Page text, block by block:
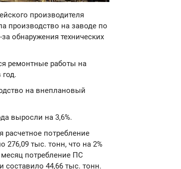
производителя
производство на заводе по
обнаружения технических
ремонтные работы на
на внеплановый
выросли на 3,6%.
расчетное потребление
276,09 тыс. тонн, что на 2%
потребление ПС
44,66 тыс. тонн.